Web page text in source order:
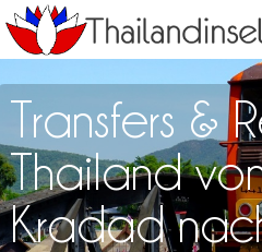
Transfers &
Thailand
Kradad